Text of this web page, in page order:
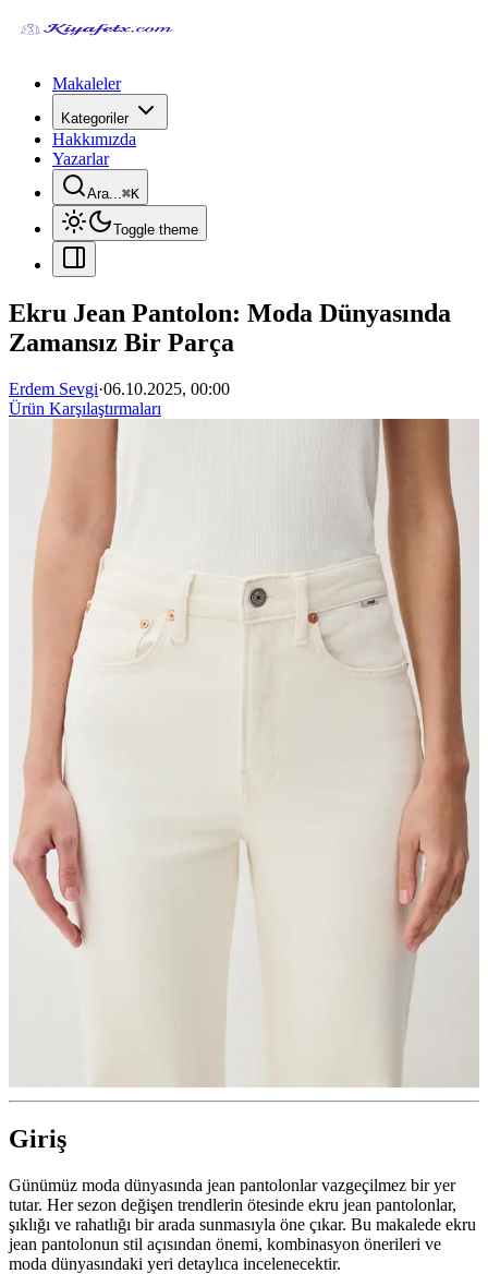
Makaleler
Kategoriler
Hakkımızda
Yazarlar
Ara...⌘K
Toggle theme
Ekru Jean Pantolon: Moda Dünyasında
Zamansız Bir Parça
Erdem Sevgi·06.10.2025, 00:00
Ürün Karşılaştırmaları
Giriş
Günümüz moda dünyasında jean pantolonlar vazgeçilmez bir yer
tutar. Her sezon değişen trendlerin ötesinde ekru jean pantolonlar,
şıklığı ve rahatlığı bir arada sunmasıyla öne çıkar. Bu makalede ekru
jean pantolonun stil açısından önemi, kombinasyon önerileri ve
moda dünyasındaki yeri detaylıca incelenecektir.